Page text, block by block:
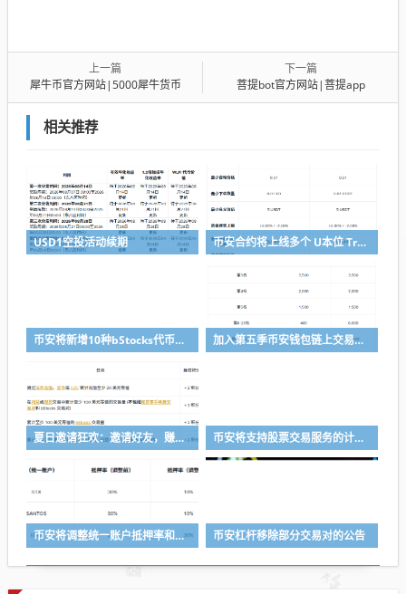
上一篇
犀牛币官方网站|5000犀牛货币
下一篇
菩提bot官方网站|菩提app
相关推荐
USD1空投活动续期 币安合约将上线多个 U本位 TradFi 永续合约
币安将新增10种bStocks代币化证券作为抵押资产 加入第五季币安钱包链上交易体验赛，瓜分50,000 美元等值奖励
夏日邀请狂欢：邀请好友，赚取最高 8,000 USDC 币安将支持股票交易服务的计划升级
币安将调整统一账户抵押率和U本位永续合约杠杆及保证金阶梯 币安杠杆移除部分交易对的公告